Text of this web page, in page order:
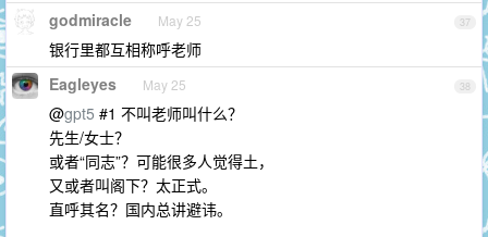
37
godmiracle May 25
银行里都互相称呼老师
38
Eagleyes May 25
@gpt5 #1 不叫老师叫什么？
先生/女士？
或者“同志”？可能很多人觉得土，
又或者叫阁下？太正式。
直呼其名？国内总讲避讳。